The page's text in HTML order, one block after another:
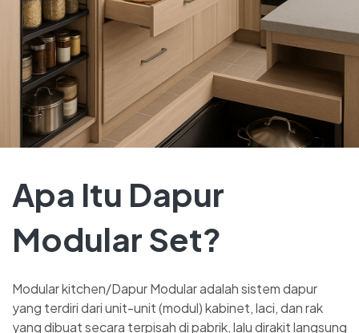
Apa Itu Dapur
Modular Set?
Modular kitchen/Dapur Modular adalah sistem dapur
yang terdiri dari unit-unit (modul) kabinet, laci, dan rak
yang dibuat secara terpisah di pabrik, lalu dirakit langsung